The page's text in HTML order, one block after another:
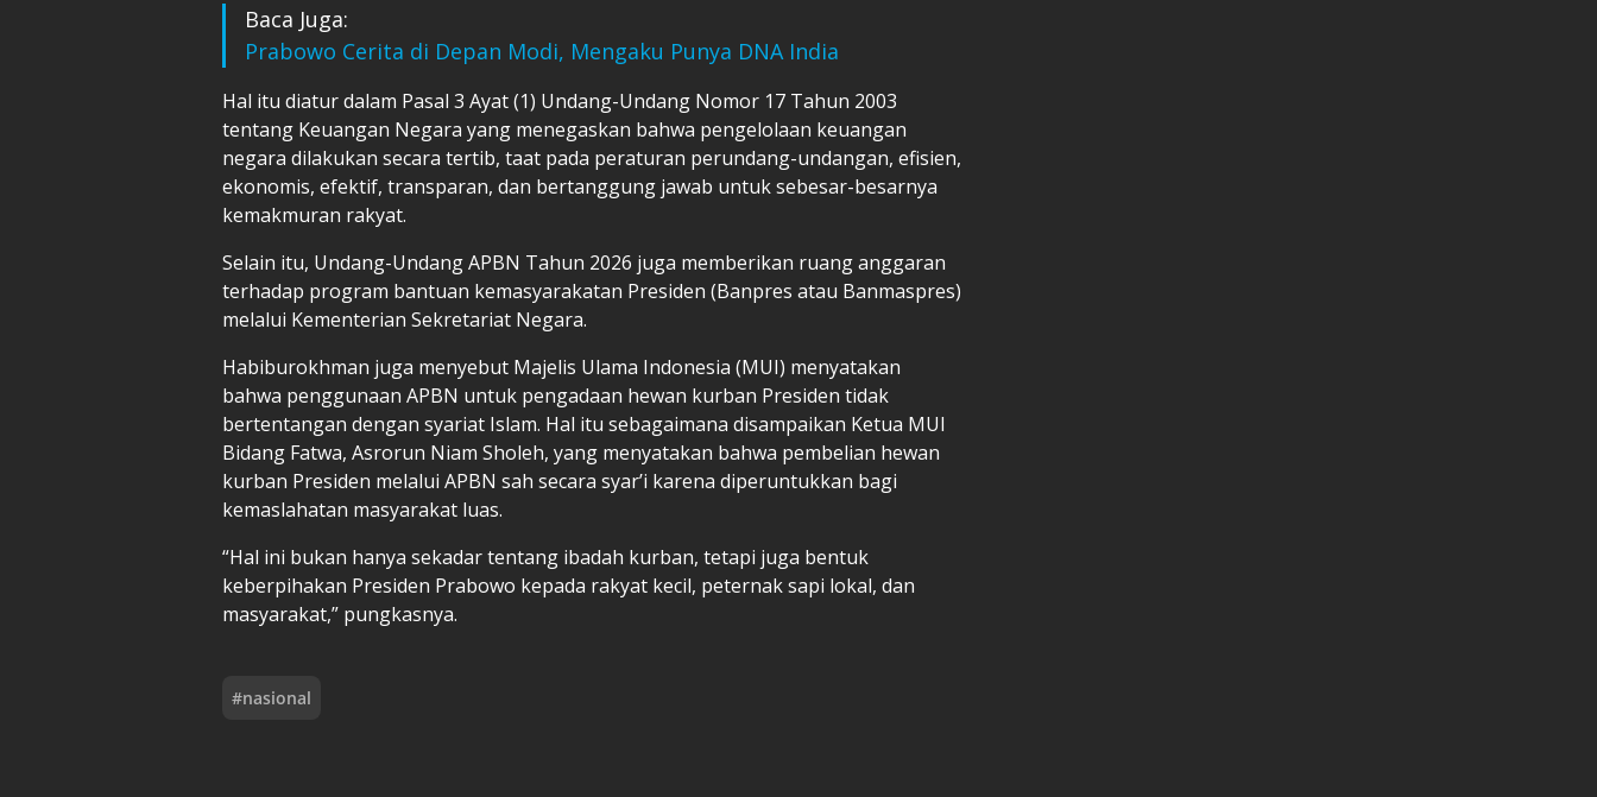
Baca Juga:
Prabowo Cerita di Depan Modi, Mengaku Punya DNA India
Hal itu diatur dalam Pasal 3 Ayat (1) Undang-Undang Nomor 17 Tahun 2003
tentang Keuangan Negara yang menegaskan bahwa pengelolaan keuangan
negara dilakukan secara tertib, taat pada peraturan perundang-undangan, efisien,
ekonomis, efektif, transparan, dan bertanggung jawab untuk sebesar-besarnya
kemakmuran rakyat.
Selain itu, Undang-Undang APBN Tahun 2026 juga memberikan ruang anggaran
terhadap program bantuan kemasyarakatan Presiden (Banpres atau Banmaspres)
melalui Kementerian Sekretariat Negara.
Habiburokhman juga menyebut Majelis Ulama Indonesia (MUI) menyatakan
bahwa penggunaan APBN untuk pengadaan hewan kurban Presiden tidak
bertentangan dengan syariat Islam. Hal itu sebagaimana disampaikan Ketua MUI
Bidang Fatwa, Asrorun Niam Sholeh, yang menyatakan bahwa pembelian hewan
kurban Presiden melalui APBN sah secara syar’i karena diperuntukkan bagi
kemaslahatan masyarakat luas.
“Hal ini bukan hanya sekadar tentang ibadah kurban, tetapi juga bentuk
keberpihakan Presiden Prabowo kepada rakyat kecil, peternak sapi lokal, dan
masyarakat,” pungkasnya.
#nasional